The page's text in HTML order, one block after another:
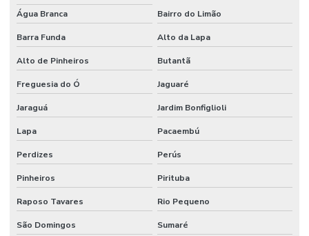
Papel veludo onde comprar
Preço do tecido veludo
Preço do veludo por metro
Serviço de flocagem
Tecido algodão flocado
Tecido aveludado automotivo
Tecido flocado
Tecido flocado de nylon
Água Branca
Bairro do Limão
Barra Funda Alto da Lapa
Alto de Pinheiros Butantã
Freguesia do Ó Jaguaré
Jaraguá Jardim Bonfiglioli
Lapa Pacaembú
Perdizes Perús
Pinheiros Pirituba
Raposo Tavares Rio Pequeno
São Domingos Sumaré